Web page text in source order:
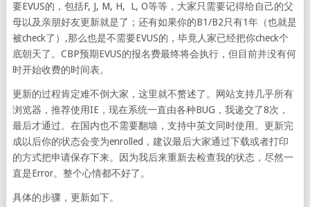
要EVUS的，包括F, J, M, H, L, O等等，大家只需要记得给自己的父
母以及亲朋好友更新就是了；还有如果你的B1/B2只有1年（也就是
被check了）,那么也是不需要EVUS的，毕竟人家已经把你check个
底朝天了。CBP预期EVUS的报名费最终将会执行，但目前并没有何
时开始收费的时间表。
更新的过程肯定难不倒大家，这里就不赘述了。网站支持几乎所有
浏览器，推荐使用IE，现在系统一直由各种BUG，我递交了8次，
最后才通过。在国内也不需要翻墙，支持中英文同时使用。更新完
成以后你的状态会变为enrolled，建议最后大家通过下载或者打印
的方式把申请保存下来。因为我后来重新去检查我的状态，尽然一
直是Error。整个心情都不好了。
具体的步骤，更新如下。